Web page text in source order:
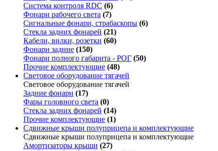
Система контроля RDC (6)
Фонари рабочего света (7)
Сигнальные фонари, страбаскопы (6)
Стекла задних фонарей (21)
Кабели, вилки, розетки (60)
Фонари задние (150)
Фонари полного габарита - РОГ (50)
Прочие комплектующие (48)
Световое оборудование тягачей
Световое оборудование тягачей
Задние фонари (17)
Фары головного света (0)
Стекла задних фонарей (14)
Прочие комплектующие (1)
Сдвижные крыши полуприцепа и комплектующие
Сдвижные крыши полуприцепа и комплектующие
Амортизаторы крыши (27)